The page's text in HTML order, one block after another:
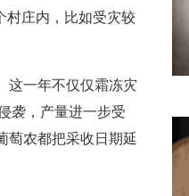
村庄内，比如受灾较
这一年不仅仅霜冻灾
袭，产量进一步受
萄农都把采收日期延